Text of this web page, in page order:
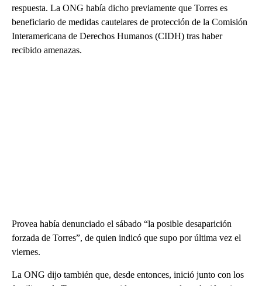
respuesta. La ONG había dicho previamente que Torres es
beneficiario de medidas cautelares de protección de la Comisión
Interamericana de Derechos Humanos (CIDH) tras haber
recibido amenazas.
Provea había denunciado el sábado “la posible desaparición
forzada de Torres”, de quien indicó que supo por última vez el
viernes.
La ONG dijo también que, desde entonces, inició junto con los